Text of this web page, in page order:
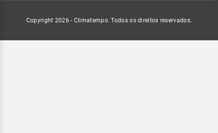
Copyright 2026 - Climatempo. Todos os direitos reservados.